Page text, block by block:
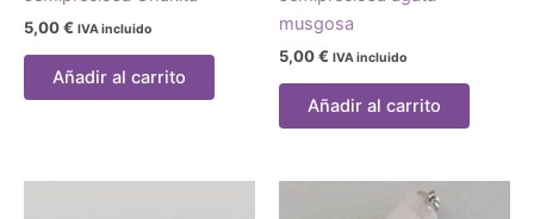
5,00€ IVA incluido
Añadir al carrito
musgosa
5,00€ IVA incluido
Añadir al carrito